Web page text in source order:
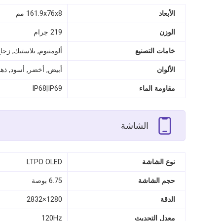
الأبعاد 161.9x76x8 مم
الوزن 219 جرام
خامات التصنيع ألومنيوم, بلاستيك,
الألوان أبيض, أخضر, أسود,
مقاومة الماء IP68|IP69
الشاشة
نوع الشاشة LTPO OLED
حجم الشاشة 6.75 بوصة
الدقة 1280×2832
معدل التحديث 120Hz